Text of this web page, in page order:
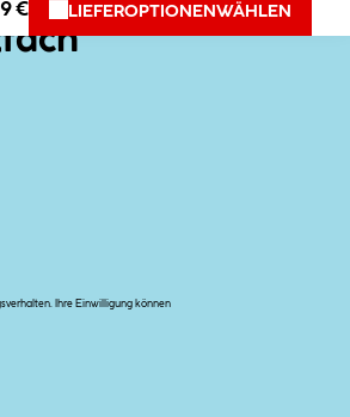
€ LIEFEROPTIONEN WÄHLEN
Ihre Einwilligung können